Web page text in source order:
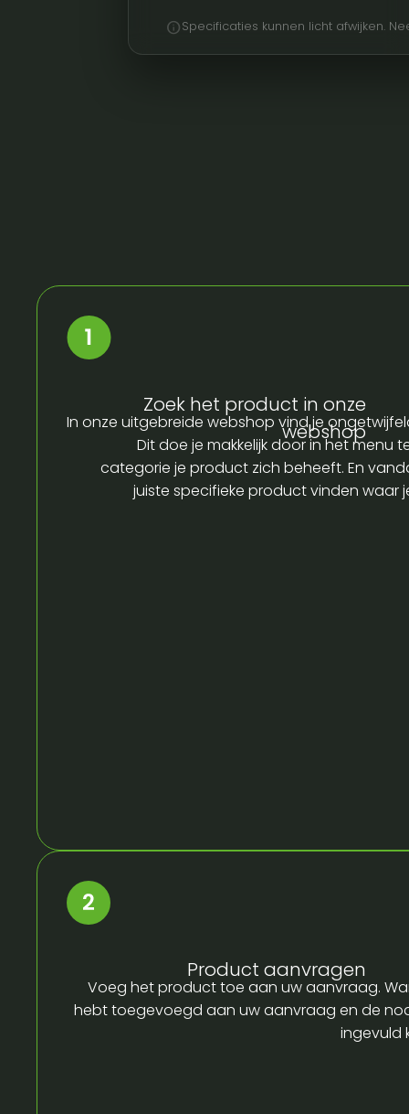
infoSpecificaties kunnen licht afwijken.
Zoek het product in onze
webshop
In onze uitgebreide webshop vind je
Dit doe je makkelijk door in het menu
categorie je product zich beheeft. En
juiste specifieke product vinden waar
Product aanvragen
Voeg het product toe aan uw aanvraag.
hebt toegevoegd aan uw aanvraag en de
ingevuld